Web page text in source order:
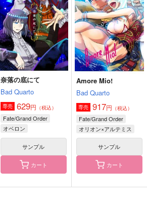
1,315円（税込）
四葉環×逢坂壮五
サンプル
作品詳細
1,150円（税込）
四葉環×逢坂壮五
サンプル
作品詳細
奈落の底にて
Bad Quarto
専売 629円 （税込）
Fate/Grand Order
オベロン
ズェピア・エルトナム・オベローン
サンプル
カート
Amore Mio!
Bad Quarto
専売 917円 （税込）
Fate/Grand Order
オリオン×アルテミス
サンプル
カート